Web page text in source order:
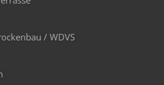
/ WDVS